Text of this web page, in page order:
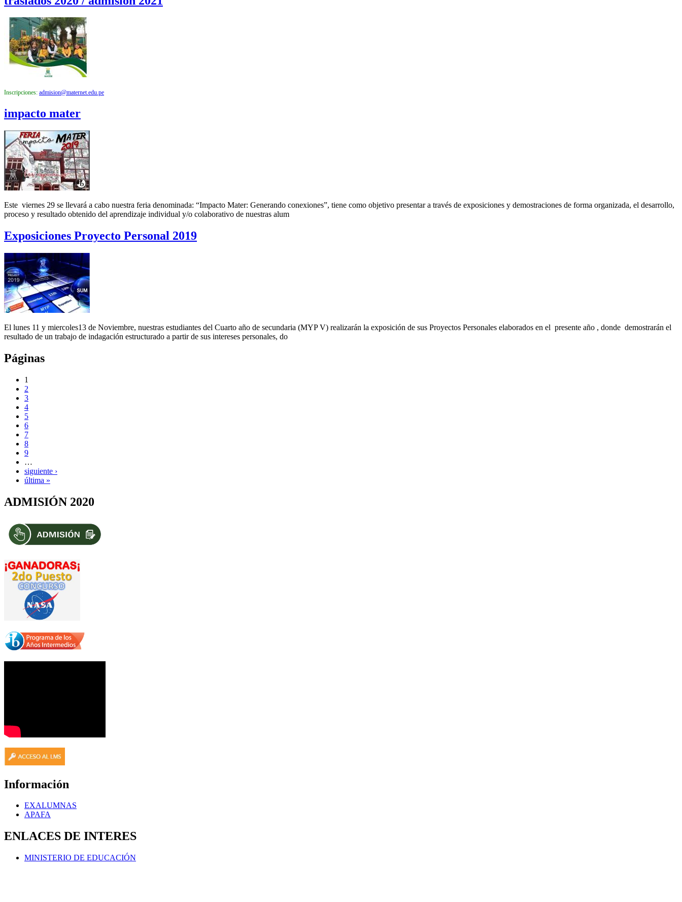
Inscripciones: admision@maternet.edu.pe
impacto mater
Este viernes 29 se llevará a cabo nuestra feria denominada: “Impacto Mater: Generando conexiones”, tiene como objetivo presentar a través de exposiciones y demostraciones de forma organizada, el desarrollo,
proceso y resultado obtenido del aprendizaje individual y/o colaborativo de nuestras alum
Exposiciones Proyecto Personal 2019
El lunes 11 y miercoles13 de Noviembre, nuestras estudiantes del Cuarto año de secundaria (MYP V) realizarán la exposición de sus Proyectos Personales elaborados en el presente año , donde demostrarán el
resultado de un trabajo de indagación estructurado a partir de sus intereses personales, do
Páginas
1
2
3
4
5
6
7
8
9
…
siguiente ›
última »
ADMISIÓN 2020
Información
EXALUMNAS
APAFA
ENLACES DE INTERES
MINISTERIO DE EDUCACIÓN